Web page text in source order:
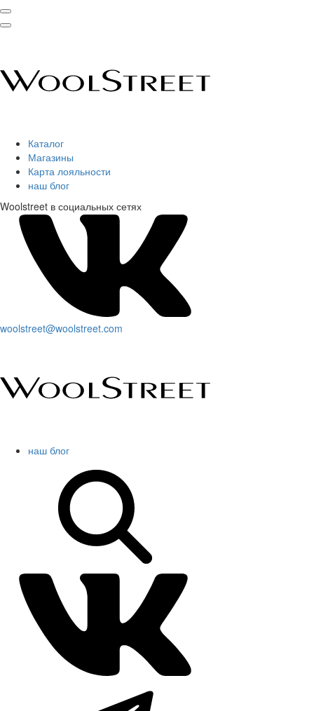
Каталог
Магазины
Карта лояльности
наш блог
Woolstreet в социальных сетях
woolstreet@woolstreet.com
наш блог